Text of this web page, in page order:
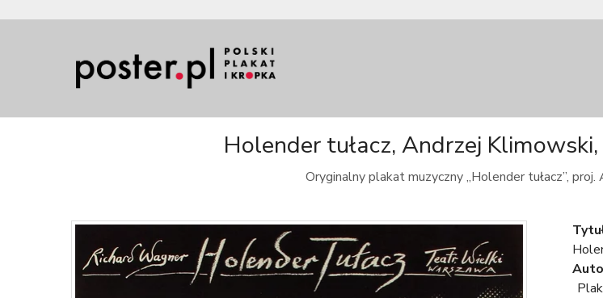
Holender tułacz, Andrzej
Oryginalny plakat muzyczny „Holender tułacz”,